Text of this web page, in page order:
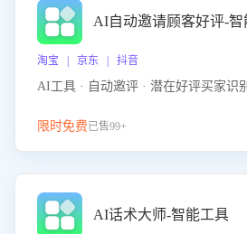
AI自动邀请顾客好评-智
淘宝 | 京东 | 抖音
AI工具 · 自动邀评 · 潜在好评买家识别
限时免费已售99+
AI话术大师-智能工具